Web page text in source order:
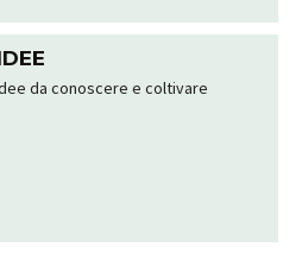
da conoscere e coltivare